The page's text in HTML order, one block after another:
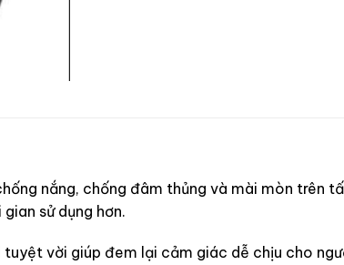
nắng, chống đâm thủng và mài mòn trên
sử dụng hơn.
vời giúp đem lại cảm giác dễ chịu cho